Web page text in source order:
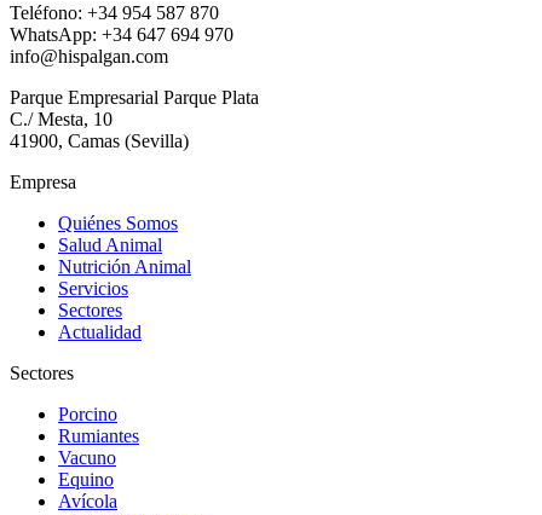
Teléfono: +34 954 587 870
WhatsApp: +34 647 694 970
info@hispalgan.com
Parque Empresarial Parque Plata
C./ Mesta, 10
41900, Camas (Sevilla)
Empresa
Quiénes Somos
Salud Animal
Nutrición Animal
Servicios
Sectores
Actualidad
Sectores
Porcino
Rumiantes
Vacuno
Equino
Avícola